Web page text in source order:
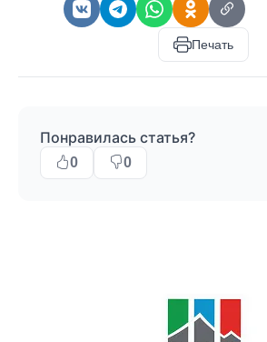
Печать
Понравилась статья?
0 0